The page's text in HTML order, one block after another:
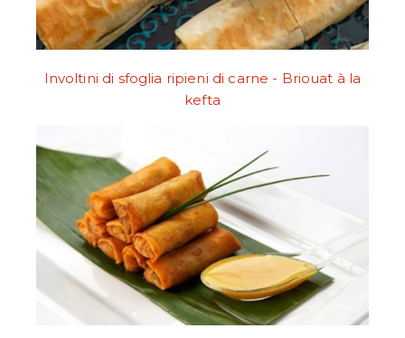
Involtini di sfoglia ripieni di carne - Briouat à la
kefta